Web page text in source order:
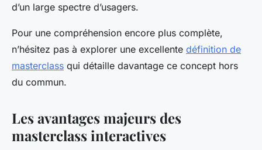
d’un large spectre d’usagers.
Pour une compréhension encore plus complète,
n’hésitez pas à explorer une excellente définition de
masterclass qui détaille davantage ce concept hors
du commun.
Les avantages majeurs des
masterclass interactives